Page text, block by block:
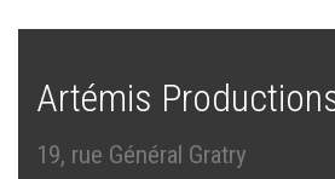
Artémis
19, rue Général Gratry